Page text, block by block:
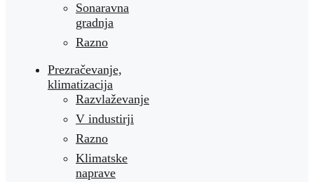
Sonaravna
gradnja
Razno
Prezračevanje,
klimatizacija
Razvlaževanje
V industirji
Razno
Klimatske
naprave